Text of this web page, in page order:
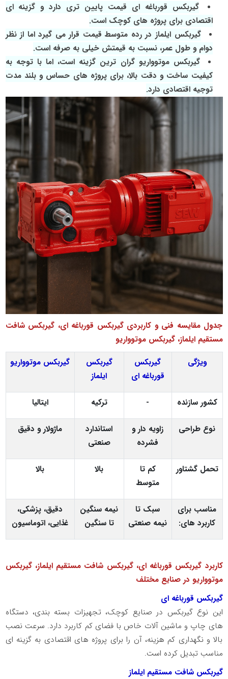
گیربکس قورباغه‌ ای قیمت پایین‌ تری دارد و گزینه‌ ای
اقتصادی برای پروژه‌ های کوچک است.
گیربکس ایلماز در رده متوسط قیمت قرار می‌ گیرد اما از نظر
دوام و طول عمر، نسبت به قیمتش خیلی به‌ صرفه است.
گیربکس موتوواریو گران‌ ترین گزینه است، اما با توجه به
کیفیت ساخت و دقت بالا، برای پروژه‌ های حساس و بلند مدت
توجیه اقتصادی دارد.
جدول مقایسه فنی و کاربردی گیربکس قورباغه ای، گیربکس شافت
مستقیم ایلماز، گیربکس موتوواریو
ویژگی
گیربکس
قورباغه‌ ای
گیربکس
ایلماز
گیربکس موتوواریو
کشور سازنده - ترکیه ایتالیا
نوع طراحی
زاویه‌ دار و
فشرده
استاندارد
صنعتی
ماژولار و دقیق
تحمل گشتاور
کم تا
متوسط
بالا بالا
مناسب برای
کاربرد های:
سبک تا
نیمه‌ صنعتی
نیمه‌ سنگین
تا سنگین
دقیق، پزشکی،
غذایی، اتوماسیون
کاربرد گیربکس قورباغه ای، گیربکس شافت مستقیم ایلماز، گیربکس
موتوواریو در صنایع مختلف
گیربکس قورباغه‌ ای
این نوع گیربکس در صنایع کوچک، تجهیزات بسته‌ بندی، دستگاه‌
های چاپ و ماشین‌ آلات خاص با فضای کم کاربرد دارد. سرعت نصب
بالا و نگهداری کم‌ هزینه، آن را برای پروژه‌ های اقتصادی به گزینه‌ ای
مناسب تبدیل کرده است.
گیربکس شافت مستقیم ایلماز